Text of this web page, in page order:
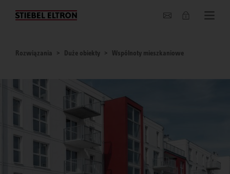
O nas
Rozwiązania Duże obiekty Wspólnoty mieszkaniowe